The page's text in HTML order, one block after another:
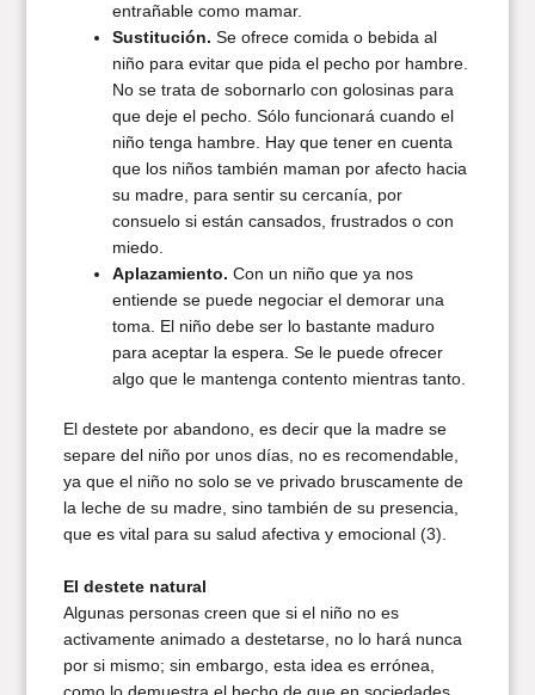
entrañable como mamar.
Sustitución. Se ofrece comida o bebida al
niño para evitar que pida el pecho por hambre.
No se trata de sobornarlo con golosinas para
que deje el pecho. Sólo funcionará cuando el
niño tenga hambre. Hay que tener en cuenta
que los niños también maman por afecto hacia
su madre, para sentir su cercanía, por
consuelo si están cansados, frustrados o con
miedo.
Aplazamiento. Con un niño que ya nos
entiende se puede negociar el demorar una
toma. El niño debe ser lo bastante maduro
para aceptar la espera. Se le puede ofrecer
algo que le mantenga contento mientras tanto.
El destete por abandono, es decir que la madre se
separe del niño por unos días, no es recomendable,
ya que el niño no solo se ve privado bruscamente de
la leche de su madre, sino también de su presencia,
que es vital para su salud afectiva y emocional (3).
El destete natural
Algunas personas creen que si el niño no es
activamente animado a destetarse, no lo hará nunca
por si mismo; sin embargo, esta idea es errónea,